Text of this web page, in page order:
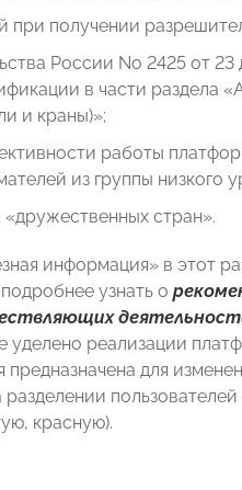
при получении
России No 2425 от 23
в части раздела
и краны)»;
работы
из группы низкого
стран».
информация» в этот
узнать о
уделено реализации
предназначена для
красную).